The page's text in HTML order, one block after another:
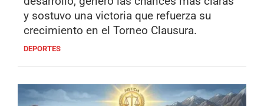
y sostuvo una victoria que refuerza su
crecimiento en el Torneo Clausura.
DEPORTES